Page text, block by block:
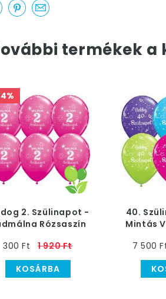
termékek a
2. Szülinapot -
Rózsaszín
300 Ft
1 920 Ft
KOSÁRBA
40.
Mintás
7 500